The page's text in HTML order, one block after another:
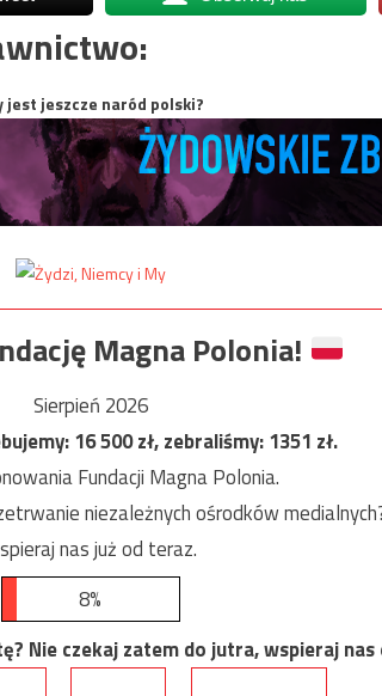
jest jeszcze naród polski?
Magna Polonia!
Sierpień 2026
16 500zł, zebraliśmy:1351 zł.
Fundacji Magna Polonia.
niezależnych ośrodków
nas już od teraz.
8%
Nie czekaj zatem do jutra, wspieraj nas